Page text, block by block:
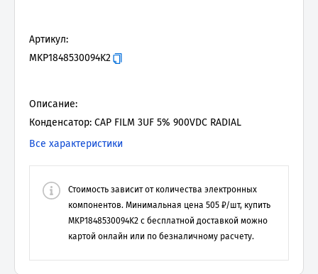
Артикул:
MKP1848530094K2
Описание:
Конденсатор: CAP FILM 3UF 5% 900VDC RADIAL
Все характеристики
Стоимость зависит от количества электронных
компонентов. Минимальная цена 505 ₽/шт, купить
MKP1848530094K2 с бесплатной доставкой можно
картой онлайн или по безналичному расчету.